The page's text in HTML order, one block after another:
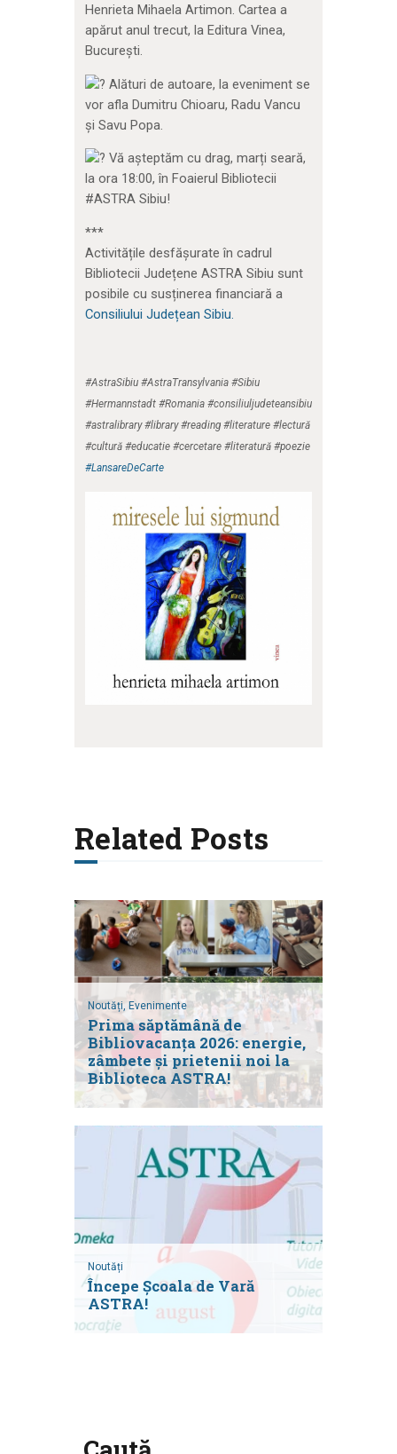
Henrieta Mihaela Artimon. Cartea a
apărut anul trecut, la Editura Vinea,
București.
Alături de autoare, la eveniment se
vor afla Dumitru Chioaru, Radu Vancu
și Savu Popa.
Vă așteptăm cu drag, marți seară,
la ora 18:00, în Foaierul Bibliotecii
#ASTRA Sibiu!
***
Activitățile desfășurate în cadrul
Bibliotecii Județene ASTRA Sibiu sunt
posibile cu susținerea financiară a
Consiliului Județean Sibiu.
#AstraSibiu #AstraTransylvania #Sibiu
#Hermannstadt #Romania #consiliuljudeteansibiu
#astralibrary #library #reading #literature #lectură
#cultură #educatie #cercetare #literatură #poezie
#LansareDeCarte
Related Posts
Noutăți, Evenimente
Prima săptămână de
Bibliovacanța 2026: energie,
zâmbete și prietenii noi la
Biblioteca ASTRA!
Noutăți
Începe Școala de Vară
ASTRA!